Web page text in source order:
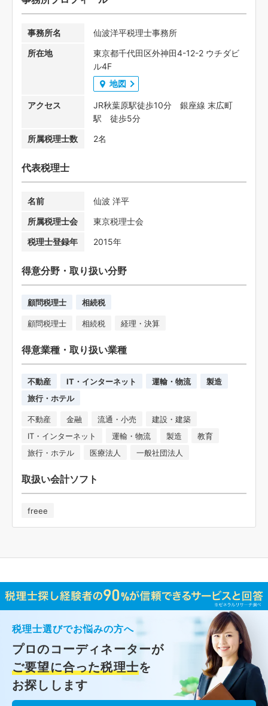
事務所名
仙波洋平税理士事務所
所在地
東京都千代田区外神田4-12-2 ウチダビ
ル4F
地図
アクセス
JR秋葉原駅徒歩10分 銀座線 末広町
駅 徒歩5分
所属税理士数
2名
代表税理士
名前
仙波 洋平
所属税理士会
東京税理士会
税理士登録年
2015年
得意分野・取り扱い分野
顧問税理士 相続税
顧問税理士 相続税 経理・決算
得意業種・取り扱い業種
不動産 IT・インターネット 運輸・物流
製造
旅行・ホテル
不動産 金融 流通・小売
建設・建築
IT・インターネット
運輸・物流 製造
教育
旅行・ホテル
医療法人 一般社団法人
取扱い会計ソフト
freee
税理士選びでお悩みの方へ
プロのコーディネーターが
ご要望に合った税理士を
お探しします